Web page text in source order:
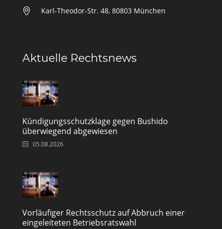
Karl-Theodor-Str. 48, 80803 München
Aktuelle Rechtsnews
Kündigungsschutzklage gegen Bushido
überwiegend abgewiesen
05.08.2026
Vorläufiger Rechtsschutz auf Abbruch einer
eingeleiteten Betriebsratswahl